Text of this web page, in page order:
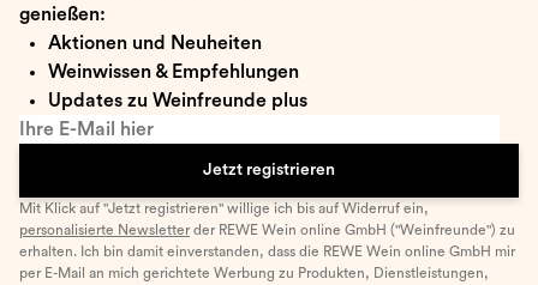
genießen:
Aktionen und Neuheiten
Weinwissen & Empfehlungen
Updates zu Weinfreunde plus
Ihre E-Mail hier
Jetzt registrieren
Mit Klick auf "Jetzt registrieren" willige ich bis auf Widerruf ein,
personalisierte Newsletter der REWE Wein online GmbH ("Weinfreunde") zu
erhalten. Ich bin damit einverstanden, dass die REWE Wein online GmbH mir
per E-Mail an mich gerichtete Werbung zu Produkten, Dienstleistungen,